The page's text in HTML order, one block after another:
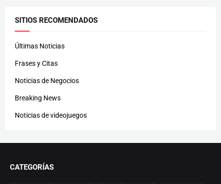
SITIOS RECOMENDADOS
Últimas Noticias
Frases y Citas
Noticias de Negocios
Breaking News
Noticias de videojuegos
CATEGORÍAS